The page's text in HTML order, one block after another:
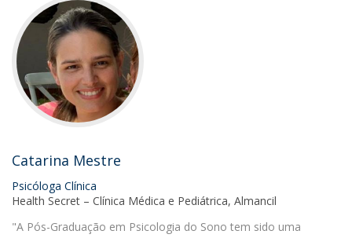
Catarina Mestre
Psicóloga Clínica
Health Secret – Clínica Médica e Pediátrica, Almancil
"A Pós-Graduação em Psicologia do Sono tem sido uma